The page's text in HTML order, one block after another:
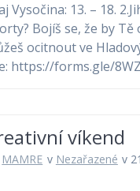
Vysočina: 13. – 18.
Bojíš se, že by
ocitnout ve
https://forms.gle/
víkend
MAMRE v Nezařazené v